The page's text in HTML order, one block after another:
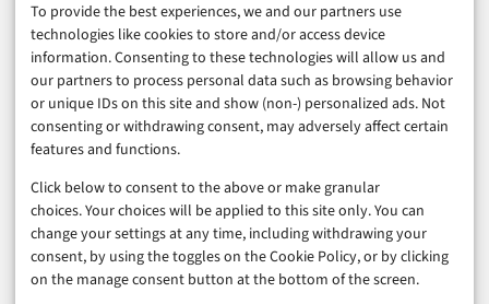
To provide the best experiences, we and our partners use
technologies like cookies to store and/or access device
information. Consenting to these technologies will allow us and
our partners to process personal data such as browsing behavior
or unique IDs on this site and show (non-) personalized ads. Not
consenting or withdrawing consent, may adversely affect certain
features and functions.
Click below to consent to the above or make granular
choices. Your choices will be applied to this site only. You can
change your settings at any time, including withdrawing your
consent, by using the toggles on the Cookie Policy, or by clicking
on the manage consent button at the bottom of the screen.
einzelnen gesicherten Kommunikationskanal kostet
heute je nach Hersteller und Strecke zwischen 100.000
und 500.000 Euro. Für Energieversorger mit Hunderten
von Kommunikationsknoten ist das erheblich. Aber die
Rendite wird messbar, sobald ein einziger verheerter
Quantenangriff verhindert wird.
Der europäische Deep-Tech-